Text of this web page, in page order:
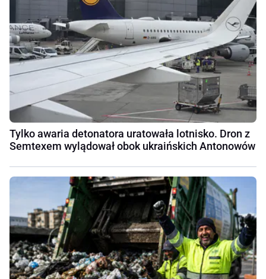
Tylko awaria detonatora uratowała lotnisko. Dron z
Semtexem wylądował obok ukraińskich Antonowów